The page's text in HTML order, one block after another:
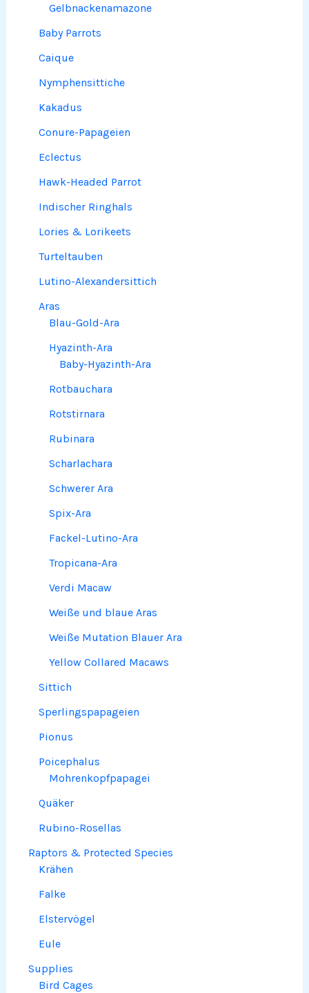
Gelbnackenamazone
Baby Parrots
Caique
Nymphensittiche
Kakadus
Conure-Papageien
Eclectus
Hawk-Headed Parrot
Indischer Ringhals
Lories & Lorikeets
Turteltauben
Lutino-Alexandersittich
Aras
Blau-Gold-Ara
Hyazinth-Ara
Baby-Hyazinth-Ara
Rotbauchara
Rotstirnara
Rubinara
Scharlachara
Schwerer Ara
Spix-Ara
Fackel-Lutino-Ara
Tropicana-Ara
Verdi Macaw
Weiße und blaue Aras
Weiße Mutation Blauer Ara
Yellow Collared Macaws
Sittich
Sperlingspapageien
Pionus
Poicephalus
Mohrenkopfpapagei
Quäker
Rubino-Rosellas
Raptors & Protected Species
Krähen
Falke
Elstervögel
Eule
Supplies
Bird Cages